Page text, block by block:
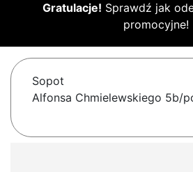
Gratulacje! Sprawdź jak
promocyjne!
Sopot
Alfonsa Chmielewskiego 5b/